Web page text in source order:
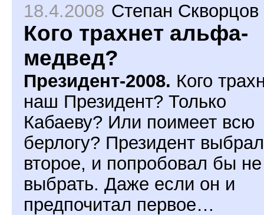
18.4.2008 Степан Скворцов
Кого трахнет альфа-
медвед?
Президент-2008. Кого
наш Президент? Только
Кабаеву? Или поимеет всю
берлогу? Президент выбрал
второе, и попробовал бы не
выбрать. Даже если он и
предпочитал первое…